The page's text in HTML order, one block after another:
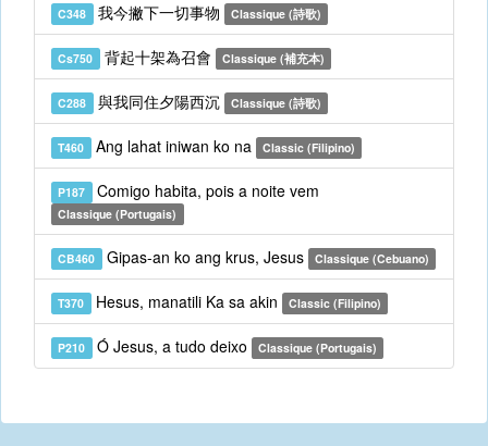
C348 我今撇下一切事物 Classique (詩歌)
Cs750 背起十架為召會 Classique (補充本)
C288 與我同住夕陽西沉 Classique (詩歌)
T460 Ang lahat iniwan ko na Classic (Filipino)
P187 Comigo habita, pois a noite vem
Classique (Portugais)
CB460 Gipas-an ko ang krus, Jesus Classique (Cebuano)
T370 Hesus, manatili Ka sa akin Classic (Filipino)
P210 Ó Jesus, a tudo deixo Classique (Portugais)